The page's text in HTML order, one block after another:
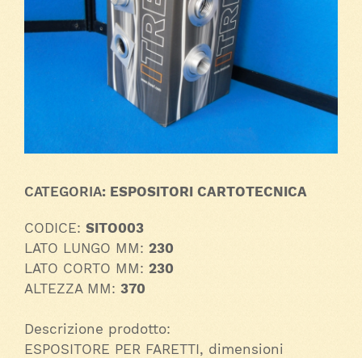
CATEGORIA: ESPOSITORI CARTOTECNICA
CODICE: SITO003
LATO LUNGO MM: 230
LATO CORTO MM: 230
ALTEZZA MM: 370
Descrizione prodotto:
ESPOSITORE PER FARETTI, dimensioni